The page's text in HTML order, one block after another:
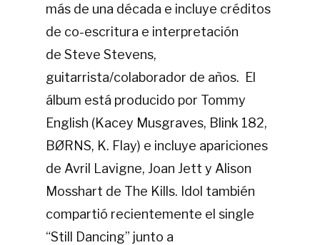
más de una década e incluye créditos
de co-escritura e interpretación
de Steve Stevens,
guitarrista/colaborador de años. El
álbum está producido por Tommy
English (Kacey Musgraves, Blink 182,
BØRNS, K. Flay) e incluye apariciones
de Avril Lavigne, Joan Jett y Alison
Mosshart de The Kills. Idol también
compartió recientemente el single
“Still Dancing” junto a